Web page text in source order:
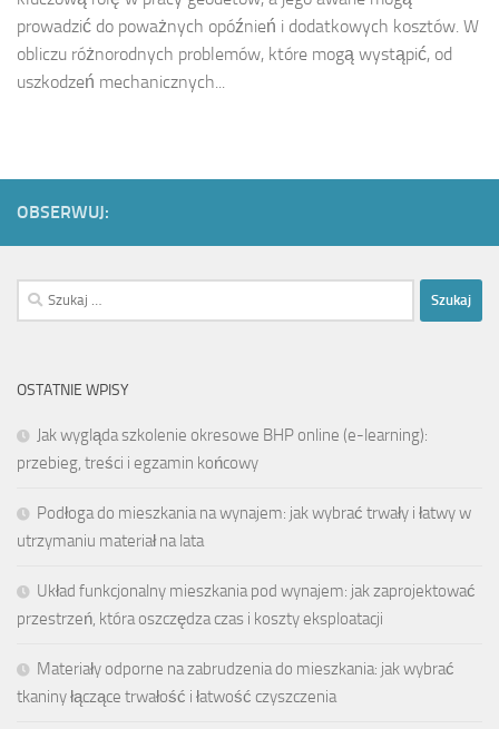
prowadzić do poważnych opóźnień i dodatkowych kosztów. W
obliczu różnorodnych problemów, które mogą wystąpić, od
uszkodzeń mechanicznych...
OBSERWUJ:
Szukaj:
OSTATNIE WPISY
Jak wygląda szkolenie okresowe BHP online (e-learning):
przebieg, treści i egzamin końcowy
Podłoga do mieszkania na wynajem: jak wybrać trwały i łatwy w
utrzymaniu materiał na lata
Układ funkcjonalny mieszkania pod wynajem: jak zaprojektować
przestrzeń, która oszczędza czas i koszty eksploatacji
Materiały odporne na zabrudzenia do mieszkania: jak wybrać
tkaniny łączące trwałość i łatwość czyszczenia